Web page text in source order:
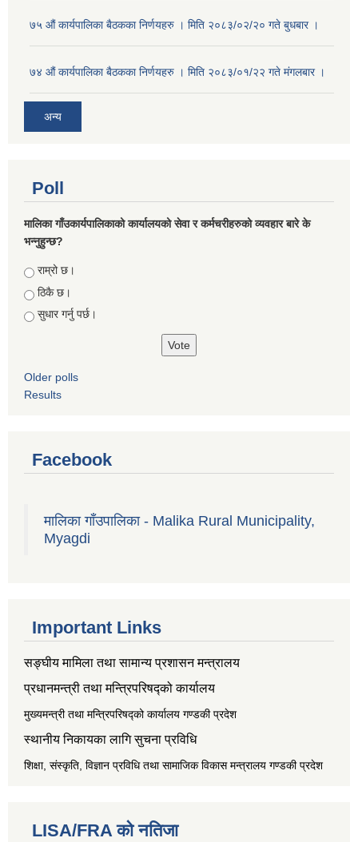
७५ औं कार्यपालिका बैठकका निर्णयहरु । मिति २०८३/०२/२० गते बुधबार ।
७४ औं कार्यपालिका बैठकका निर्णयहरु । मिति २०८३/०१/२२ गते मंगलबार ।
अन्य
Poll
मालिका गाँउकार्यपालिकाको कार्यालयको सेवा र कर्मचरीहरुको व्यवहार बारे के
भन्नुहुन्छ?
Choices
राम्रो छ।
ठिकै छ।
सुधार गर्नु पर्छ।
Older polls
Results
Facebook
मालिका गाँउपालिका - Malika Rural Municipality,
Myagdi
Important Links
सङ्‍घीय मामिला तथा सामान्य प्रशासन मन्त्रालय
प्रधानमन्त्री तथा मन्त्रिपरिषद्को कार्यालय
मुख्यमन्त्री तथा मन्त्रिपरिषद्को कार्यालय गण्डकी प्रदेश
स्थानीय निकायका लागि सुचना प्रविधि
शिक्षा, संस्कृति, विज्ञान प्रविधि तथा सामाजिक विकास मन्त्रालय गण्डकी प्रदेश
LISA/FRA को नतिजा